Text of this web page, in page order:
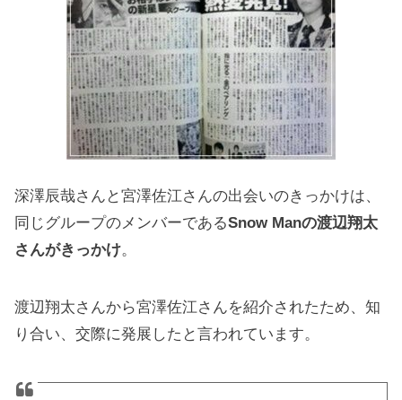
深澤辰哉さんと宮澤佐江さんの出会いのきっかけは、
同じグループのメンバーであるSnow Manの渡辺翔太
さんがきっかけ。
渡辺翔太さんから宮澤佐江さんを紹介されたため、知
り合い、交際に発展したと言われています。